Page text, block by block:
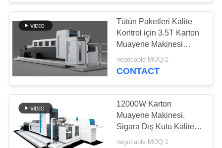
SITE
HARITASI
PRIVACY
POLICY
Tütün Paketleri Kalite
Kontrol için 3.5T Karton
Muayene Makinesi
6680mm × 2820mm ×
1985mm
negotiable MOQ:1
CONTACT
12000W Karton
Muayene Makinesi,
Sigara Dış Kutu Kalite
Kontrol Ekipmanları
negotiable MOQ:1